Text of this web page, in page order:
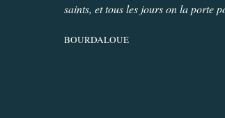
saints, et tous les jours on la porte
BOURDALOUE